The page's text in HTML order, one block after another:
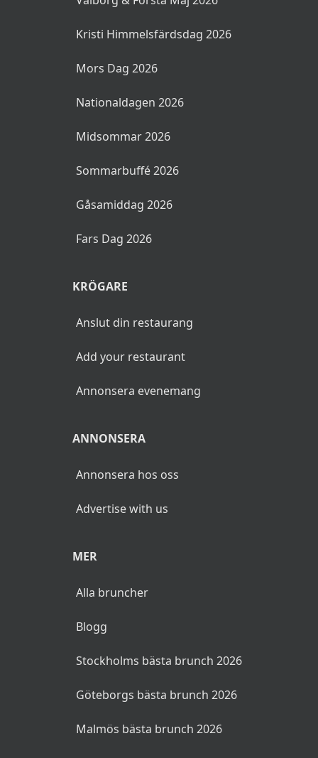
Kristi Himmelsfärdsdag 2026
Mors Dag 2026
Nationaldagen 2026
Midsommar 2026
Sommarbuffé 2026
Gåsamiddag 2026
Fars Dag 2026
KRÖGARE
Anslut din restaurang
Add your restaurant
Annonsera evenemang
ANNONSERA
Annonsera hos oss
Advertise with us
MER
Alla bruncher
Blogg
Stockholms bästa brunch 2026
Göteborgs bästa brunch 2026
Malmös bästa brunch 2026